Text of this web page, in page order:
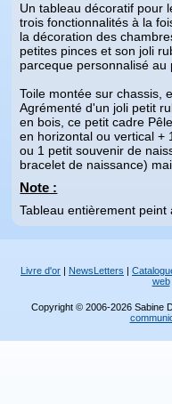
Un tableau décoratif pour
trois fonctionnalités à la
la décoration des
petites pinces et son joli
parceque personnalisé au
Toile montée sur chassis,
Agrémenté d'un joli petit
en bois, ce petit cadre
en horizontal ou vertical +
ou 1 petit souvenir de
bracelet de naissance)
Note :
Tableau entièrement
Livre d'or | NewsLetters |
web
Copyright © 2006-2026 Sabine